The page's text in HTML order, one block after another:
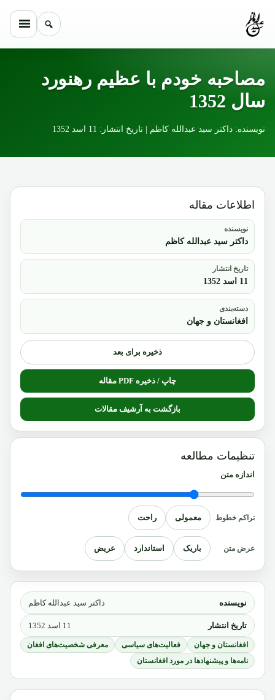
مصاحبه خودم با عظیم رهنورد
سال 1352
نویسنده: داکتر سید عبدالله کاظم | تاریخ انتشار: 11 اسد 1352
نویسنده داکتر سید عبدالله کاظم
تاریخ انتشار 11 اسد 1352
افغانستان و جهان فعالیت‌های سیاسی
معرفی شخصیت‌های افغان
نامه‌ها و پیشنهادها در مورد افغانستان
اطلاعات مقاله
نویسنده
داکتر سید عبدالله کاظم
تاریخ انتشار
11 اسد 1352
دسته‌بندی
افغانستان و جهان
ذخیره برای بعد
چاپ / ذخیره PDF مقاله
بازگشت به آرشیف مقالات
تنظیمات مطالعه
اندازه متن
تراکم خطوط معمولی راحت
عرض متن باریک استاندارد عریض